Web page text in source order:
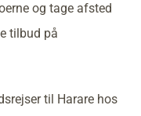
og tage afsted
tilbud på
til Harare hos